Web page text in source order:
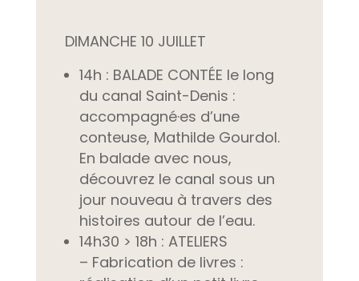
DIMANCHE 10 JUILLET
14h : BALADE CONTÉE le long
du canal Saint-Denis :
accompagné·es d’une
conteuse, Mathilde Gourdol.
En balade avec nous,
découvrez le canal sous un
jour nouveau à travers des
histoires autour de l’eau.
14h30 > 18h : ATELIERS
– Fabrication de livres :